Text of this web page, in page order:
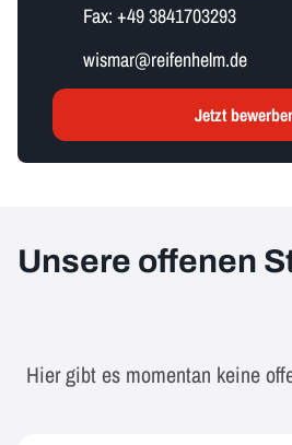
Fax: +49 3841703293
w​i​s​m​a​r​@reifenhelm.de
Jetzt
Unsere offenen
Hier gibt es momentan keine